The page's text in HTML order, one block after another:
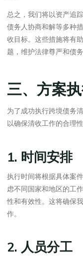
总之，我们将以资产追
债务人协商和解等多种
收目标。这些措施将有
题，维护法律尊严和债
三、方案
为了成功执行跨境债务
以确保清收工作的合理
1. 时间安排
执行时间将根据具体案
虑不同国家和地区的工
性和有效性。这将确保
作。
2. 人员分工